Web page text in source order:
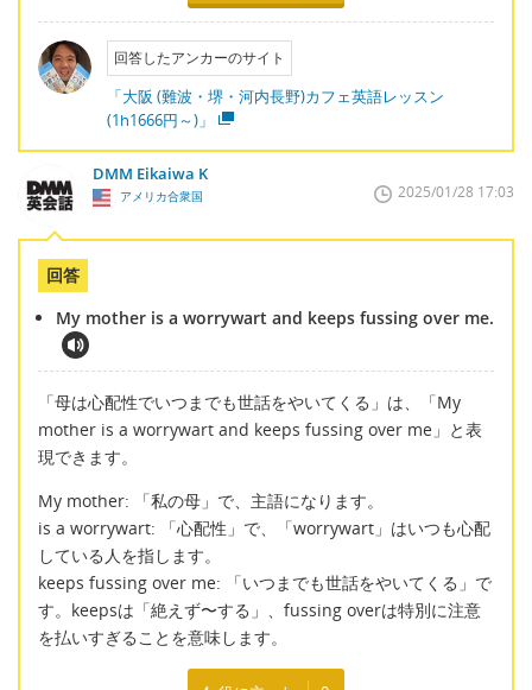
回答したアンカーのサイト
「大阪 (難波・堺・河内長野)カフェ英語レッスン
(1h1666円～)」
DMM Eikaiwa K
アメリカ合衆国 2025/01/28 17:03
回答
My mother is a worrywart and keeps fussing over me.
「母は心配性でいつまでも世話をやいてくる」は、「My
mother is a worrywart and keeps fussing over me」と表
現できます。
My mother: 「私の母」で、主語になります。
is a worrywart: 「心配性」で、「worrywart」はいつも心配
している人を指します。
keeps fussing over me: 「いつまでも世話をやいてくる」で
す。keepsは「絶えず〜する」、fussing overは特別に注意
を払いすぎることを意味します。